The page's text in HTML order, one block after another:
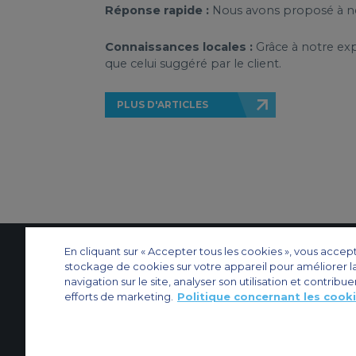
Réponse rapide : Nous avons proposé à
Connaissances locales : Grâce à notre
que celui suggéré par le client.
PLUS D'ARTICLES
Contactez-nous À propos d'ACS Plan de site Sites web d’ACS
Nos bureaux
Protection de la vie privée
Politique concernant les cookies
Paramètres des
En cliquant sur « Accepter tous les cookies », vous
stockage de cookies sur votre appareil pour améliorer
navigation sur le site, analyser son utilisation et
efforts de marketing.
Politique concernant les